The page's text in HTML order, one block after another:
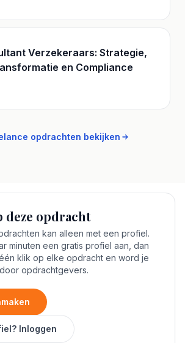
Verzekeraars: Strategie,
en Compliance
opdrachten bekijken
deze opdracht
kan alleen met een profiel.
minuten een gratis profiel aan, dan
klik op elke opdracht en word je
opdrachtgevers.
Inloggen